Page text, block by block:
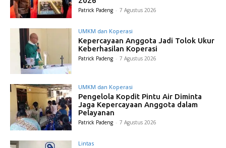
Patrick Padeng - 7 Agustus 2026
UMKM dan Koperasi
Kepercayaan Anggota Jadi Tolok Ukur
Keberhasilan Koperasi
Patrick Padeng - 7 Agustus 2026
UMKM dan Koperasi
Pengelola Kopdit Pintu Air Diminta
Jaga Kepercayaan Anggota dalam
Pelayanan
Patrick Padeng - 7 Agustus 2026
Lintas